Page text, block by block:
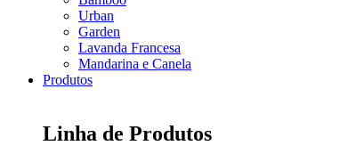
Urban
Garden
Lavanda Francesa
Mandarina e Canela
Produtos
Linha de Produtos